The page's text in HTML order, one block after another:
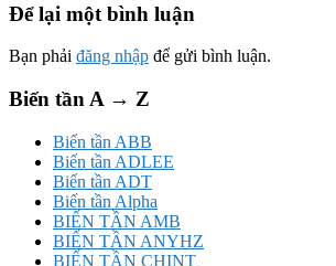
Để lại một bình luận
Bạn phải đăng nhập để gửi bình luận.
Biến tần A → Z
Biến tần ABB
Biến tần ADLEE
Biến tần ADT
Biến tần Alpha
BIẾN TẦN AMB
BIẾN TẦN ANYHZ
BIẾN TẦN CHINT